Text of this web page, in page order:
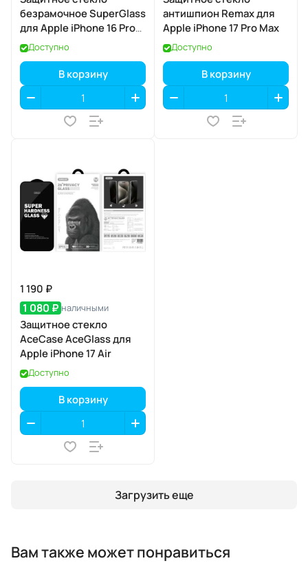
безрамочное SuperGlass
для Apple iPhone 16 Pro
Max / 17 Pro Max
Доступно
В корзину
антишпион Remax для
Apple iPhone 17 Pro Max
Доступно
В корзину
1 190 ₽
1 080 ₽ наличными
Защитное стекло
AceCase AceGlass для
Apple iPhone 17 Air
Доступно
В корзину
Загрузить еще
Вам также может понравиться